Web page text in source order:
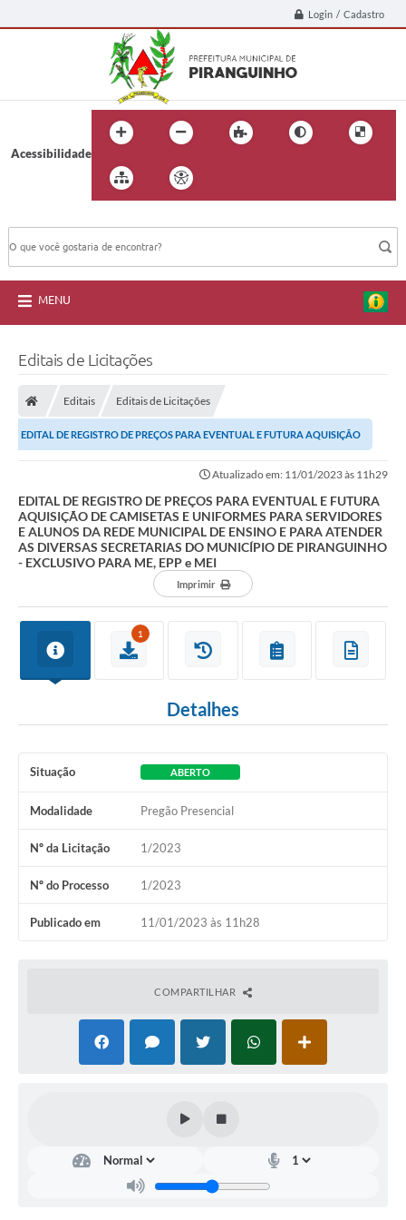
Login / Cadastro
Acessibilidade
MENU
Editais de Licitações
Editais Editais de Licitações
EDITAL DE REGISTRO DE PREÇOS PARA EVENTUAL E FUTURA AQUISIÇÃO
Atualizado em: 11/01/2023 às 11h29
EDITAL DE REGISTRO DE PREÇOS PARA EVENTUAL E FUTURA
AQUISIÇÃO DE CAMISETAS E UNIFORMES PARA SERVIDORES
E ALUNOS DA REDE MUNICIPAL DE ENSINO E PARA ATENDER
AS DIVERSAS SECRETARIAS DO MUNICÍPIO DE PIRANGUINHO
- EXCLUSIVO PARA ME, EPP e MEI
Imprimir
1
Detalhes
Situação ABERTO
Modalidade Pregão Presencial
Nº da Licitação 1/2023
Nº do Processo 1/2023
Publicado em 11/01/2023 às 11h28
COMPARTILHAR